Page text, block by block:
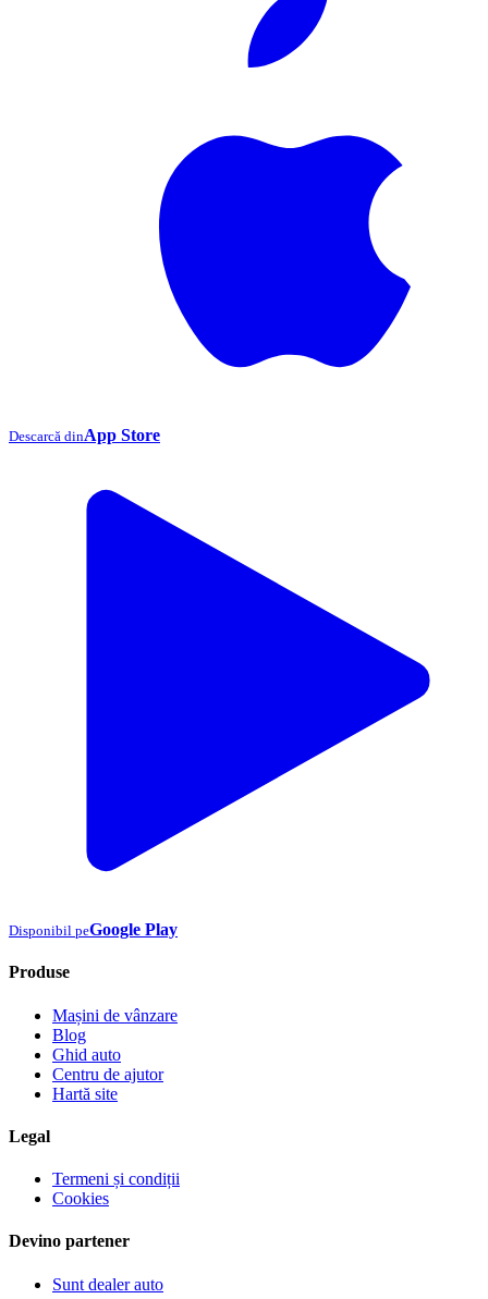
Descarcă dinApp Store
Disponibil peGoogle Play
Produse
Mașini de vânzare
Blog
Ghid auto
Centru de ajutor
Hartă site
Legal
Termeni și condiții
Cookies
Devino partener
Sunt dealer auto